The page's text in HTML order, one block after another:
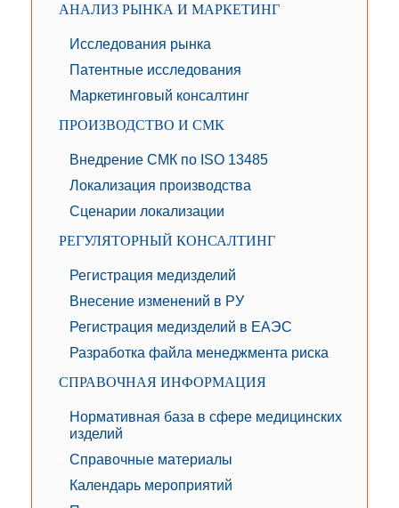
АНАЛИЗ РЫНКА И МАРКЕТИНГ
Исследования рынка
Патентные исследования
Маркетинговый консалтинг
ПРОИЗВОДСТВО И СМК
Внедрение СМК по ISO 13485
Локализация производства
Сценарии локализации
РЕГУЛЯТОРНЫЙ КОНСАЛТИНГ
Регистрация медизделий
Внесение изменений в РУ
Регистрация медизделий в ЕАЭС
Разработка файла менеджмента риска
СПРАВОЧНАЯ ИНФОРМАЦИЯ
Нормативная база в сфере медицинских
изделий
Справочные материалы
Календарь мероприятий